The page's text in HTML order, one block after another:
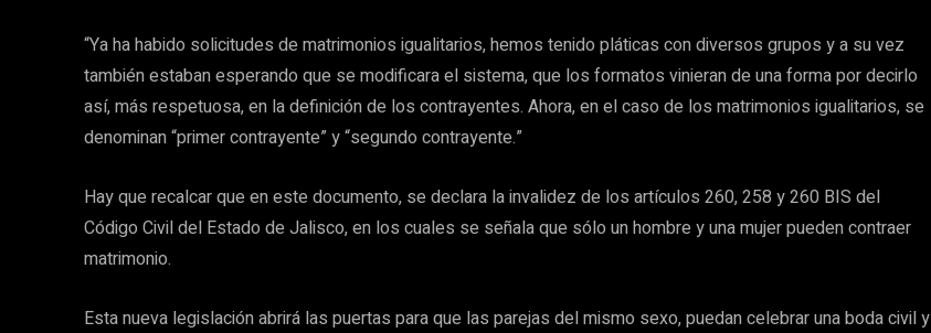
“Ya ha habido solicitudes de matrimonios igualitarios, hemos tenido pláticas con diversos grupos y a su vez
también estaban esperando que se modificara el sistema, que los formatos vinieran de una forma por decirlo
así, más respetuosa, en la definición de los contrayentes. Ahora, en el caso de los matrimonios igualitarios, se
denominan “primer contrayente” y “segundo contrayente.”
Hay que recalcar que en este documento, se declara la invalidez de los artículos 260, 258 y 260 BIS del
Código Civil del Estado de Jalisco, en los cuales se señala que sólo un hombre y una mujer pueden contraer
matrimonio.
Esta nueva legislación abrirá las puertas para que las parejas del mismo sexo, puedan celebrar una boda civil y